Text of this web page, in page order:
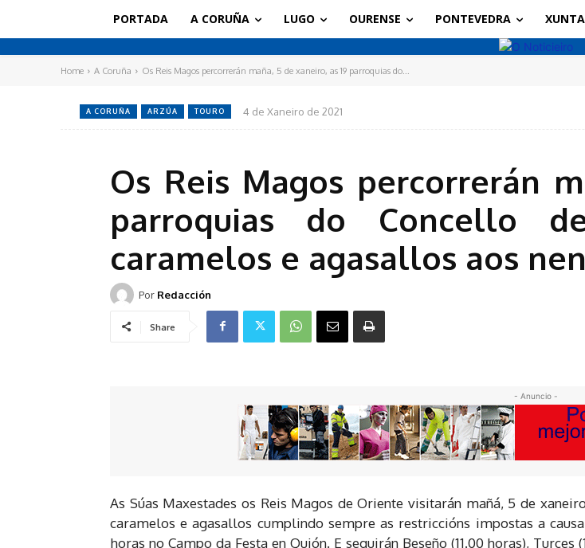
PORTADA A CORUÑA LUGO OURENSE PONTEVEDRA
Home A Coruña Os Reis Magos percorrerán maña, 5 de xaneiro, as 19 parroquias do...
A CORUÑA ARZÚA TOURO 4 de Xaneiro de 2021
Os Reis Magos percorrerán
parroquias do Concello
caramelos e agasallos aos
Por Redacción
Share
- Anuncio -
As Súas Maxestades os Reis Magos de Oriente visitarán mañá, 5 de
caramelos e agasallos cumplindo sempre as restriccións impostas a
horas no Campo da Festa en Quión. E seguirán Beseño (11.00 horas), Turces